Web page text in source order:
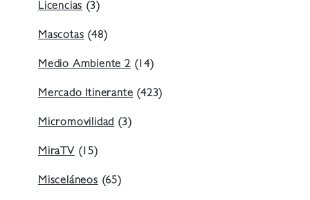
Licencias (3)
Mascotas (48)
Medio Ambiente 2(14)
Mercado Itinerante (423)
Micromovilidad (3)
MiraTV (15)
Misceláneos (65)